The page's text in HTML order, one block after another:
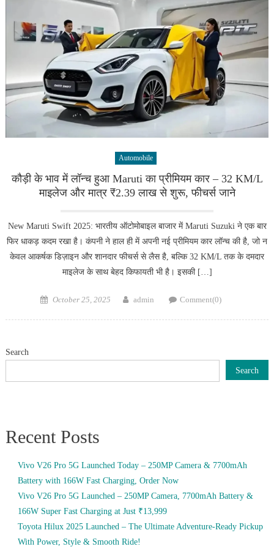
Automobile
कौड़ी के भाव में लॉन्च हुआ Maruti का प्रीमियम कार – 32 KM/L
माइलेज और मात्र ₹2.39 लाख से शुरू, फीचर्स जाने
New Maruti Swift 2025: भारतीय ऑटोमोबाइल बाजार में Maruti Suzuki ने एक बार
फिर धाकड़ कदम रखा है। कंपनी ने हाल ही में अपनी नई प्रीमियम कार लॉन्च की है, जो न
केवल आकर्षक डिज़ाइन और शानदार फीचर्स से लैस है, बल्कि 32 KM/L तक के दमदार
माइलेज के साथ बेहद किफायती भी है। इसकी […]
Posted
October 25, 2025 Author
admin Comment(0)
Search
Search
Recent Posts
Vivo V26 Pro 5G Launched Today – 250MP Camera & 7700mAh
Battery with 166W Fast Charging, Order Now
Vivo V26 Pro 5G Launched – 250MP Camera, 7700mAh Battery &
166W Super Fast Charging at Just ₹13,999
Toyota Hilux 2025 Launched – The Ultimate Adventure-Ready Pickup
With Power, Style & Smooth Ride!